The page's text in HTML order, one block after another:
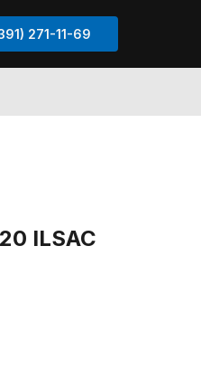
271-11-69
ILSAC